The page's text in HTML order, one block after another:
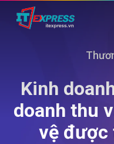
Kinh
doanh thu
vệ được